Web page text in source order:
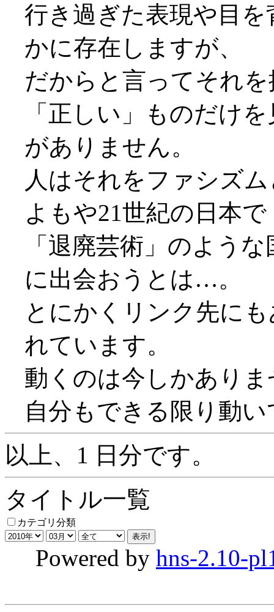
行き過ぎた表現や目
かに存在しますが、
だからと言ってそれ
「正しい」ものだけ
がありません。
人はそれをファシズ
よもや21世紀の日本
「退廃芸術」のよう
に出会おうとは…。
とにかくリンク先に
れています。
動くのは今しかあり
自分もできる限り動
以上、1 日分です。
タイトル一覧
カテゴリ分類
Powered by hns-2.10-